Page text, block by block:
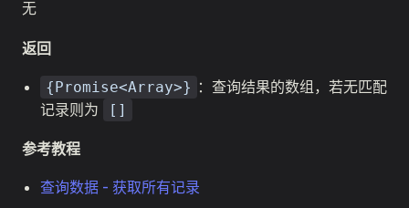
无
返回
{Promise<Array>} ：查询结果的数组，若无匹配
记录则为
[]
参考教程
查询数据 - 获取所有记录